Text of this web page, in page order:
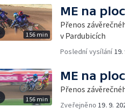
156 min
ME na
Přenos
v Pardubicích
Poslední vysílání 19.
156 min
ME na
Přenos
Zveřejněno 19. 9.